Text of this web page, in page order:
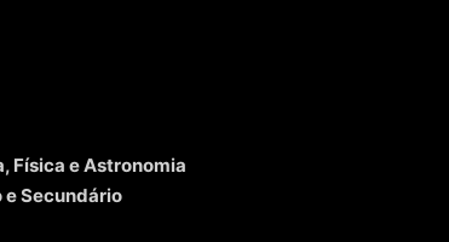
Física e Astronomia
e Secundário